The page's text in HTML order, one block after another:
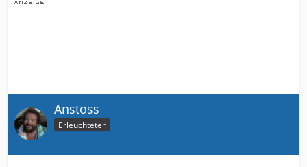
Anstoss
Erleuchteter